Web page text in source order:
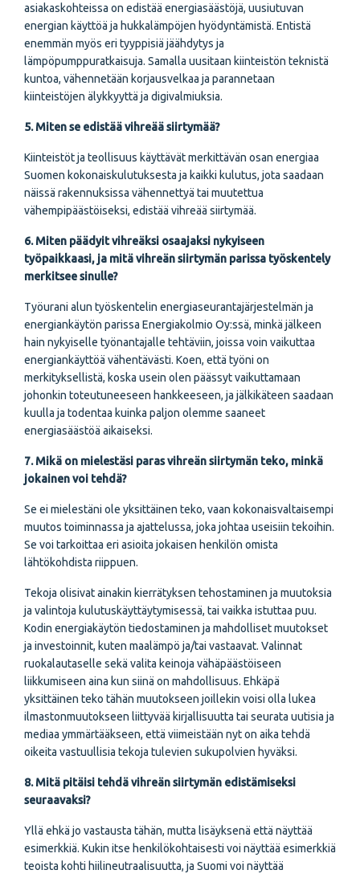
asiakaskohteissa on edistää energiasäästöjä, uusiutuvan
energian käyttöä ja hukkalämpöjen hyödyntämistä. Entistä
enemmän myös eri tyyppisiä jäähdytys ja
lämpöpumppuratkaisuja. Samalla uusitaan kiinteistön teknistä
kuntoa, vähennetään korjausvelkaa ja parannetaan
kiinteistöjen älykkyyttä ja digivalmiuksia.
5. Miten se edistää vihreää siirtymää?
Kiinteistöt ja teollisuus käyttävät merkittävän osan energiaa
Suomen kokonaiskulutuksesta ja kaikki kulutus, jota saadaan
näissä rakennuksissa vähennettyä tai muutettua
vähempipäästöiseksi, edistää vihreää siirtymää.
6. Miten päädyit vihreäksi osaajaksi nykyiseen
työpaikkaasi, ja mitä vihreän siirtymän parissa työskentely
merkitsee sinulle?
Työurani alun työskentelin energiaseurantajärjestelmän ja
energiankäytön parissa Energiakolmio Oy:ssä, minkä jälkeen
hain nykyiselle työnantajalle tehtäviin, joissa voin vaikuttaa
energiankäyttöä vähentävästi. Koen, että työni on
merkityksellistä, koska usein olen päässyt vaikuttamaan
johonkin toteutuneeseen hankkeeseen, ja jälkikäteen saadaan
kuulla ja todentaa kuinka paljon olemme saaneet
energiasäästöä aikaiseksi.
7. Mikä on mielestäsi paras vihreän siirtymän teko, minkä
jokainen voi tehdä?
Se ei mielestäni ole yksittäinen teko, vaan kokonaisvaltaisempi
muutos toiminnassa ja ajattelussa, joka johtaa useisiin tekoihin.
Se voi tarkoittaa eri asioita jokaisen henkilön omista
lähtökohdista riippuen.
Tekoja olisivat ainakin kierrätyksen tehostaminen ja muutoksia
ja valintoja kulutuskäyttäytymisessä, tai vaikka istuttaa puu.
Kodin energiakäytön tiedostaminen ja mahdolliset muutokset
ja investoinnit, kuten maalämpö ja/tai vastaavat. Valinnat
ruokalautaselle sekä valita keinoja vähäpäästöiseen
liikkumiseen aina kun siinä on mahdollisuus. Ehkäpä
yksittäinen teko tähän muutokseen joillekin voisi olla lukea
ilmastonmuutokseen liittyvää kirjallisuutta tai seurata uutisia ja
mediaa ymmärtääkseen, että viimeistään nyt on aika tehdä
oikeita vastuullisia tekoja tulevien sukupolvien hyväksi.
8. Mitä pitäisi tehdä vihreän siirtymän edistämiseksi
seuraavaksi?
Yllä ehkä jo vastausta tähän, mutta lisäyksenä että näyttää
esimerkkiä. Kukin itse henkilökohtaisesti voi näyttää esimerkkiä
teoista kohti hiilineutraalisuutta, ja Suomi voi näyttää